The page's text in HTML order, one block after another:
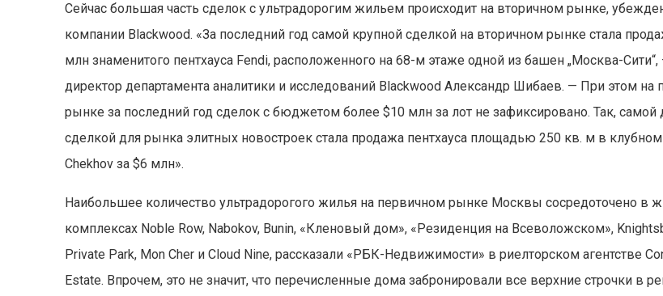
Сейчас большая часть сделок с ультрадорогим жильем происходит на вторичном рынке,
компании Blackwood. «За последний год самой крупной сделкой на вторичном рынке стала
млн знаменитого пентхауса Fendi, расположенного на 68-м этаже одной из башен „Москва-Сити“,
директор департамента аналитики и исследований Blackwood Александр Шибаев. — При этом на
рынке за последний год сделок с бюджетом более $10 млн за лот не зафиксировано. Так, самой
сделкой для рынка элитных новостроек стала продажа пентхауса площадью 250 кв. м в
Chekhov за $6 млн».
Наибольшее количество ультрадорогого жилья на первичном рынке Москвы сосредоточено в
комплексах Noble Row, Nabokov, Bunin, «Кленовый дом», «Резиденция на Всеволожском»,
Private Park, Mon Cher и Cloud Nine, рассказали «РБК-Недвижимости» в риелторском агентстве
Estate. Впрочем, это не значит, что перечисленные дома забронировали все верхние строчки в